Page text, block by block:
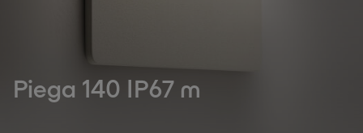
Piega 140 IP67 m